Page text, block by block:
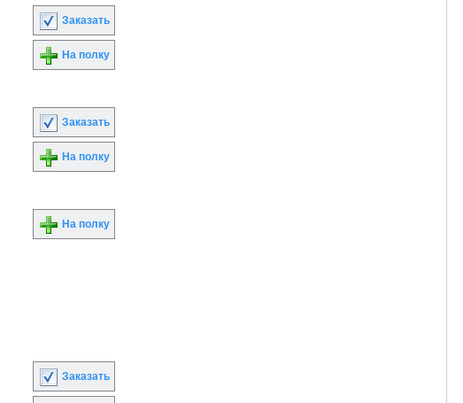
Заказать
На полку
Заказать
На полку
На полку
Заказать